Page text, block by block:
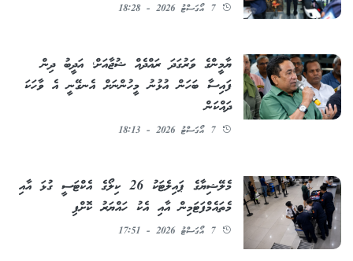
7 އޯގަސްޓު 2026 - 18:28
ޔާމީންގެ ވަރުގަދަ ރައްދެއް ޝުޖާއަށް؛ އަދީބު ދިން
ފައިސާ ބަހަން އުޅުނު މީހުންނަށް އެނގޭނީ އެ ވާހަކަ
ދައްކަން
7 އޯގަސްޓު 2026 - 18:13
މެލޭޝިޔާގެ ޕައިލެޓަކު 26 ކިލޯގެ އެކްޓަސީ ގުޅަ އާއި
މެތައެމްފަޓަމިން އާއި އެކު ހައްޔަރު ކޮށްފި
7 އޯގަސްޓު 2026 - 17:51